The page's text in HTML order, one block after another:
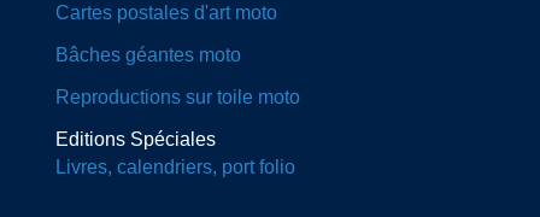
Cartes postales d'art moto
Bâches géantes moto
Reproductions sur toile moto
Editions Spéciales
Livres, calendriers, port folio